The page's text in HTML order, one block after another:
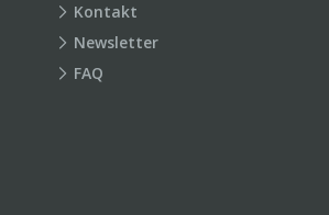
Kontakt
Newsletter
FAQ